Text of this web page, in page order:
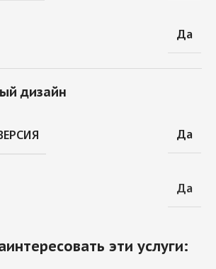
Да
дизайн
Да
Да
эти услуги: